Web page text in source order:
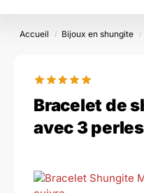
Accueil / Bijoux en shungite /
Bracelet de
avec 3